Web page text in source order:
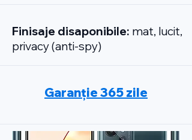
Finisaje disaponibile: mat, lucit,
privacy (anti-spy)
Garanție 365 zile